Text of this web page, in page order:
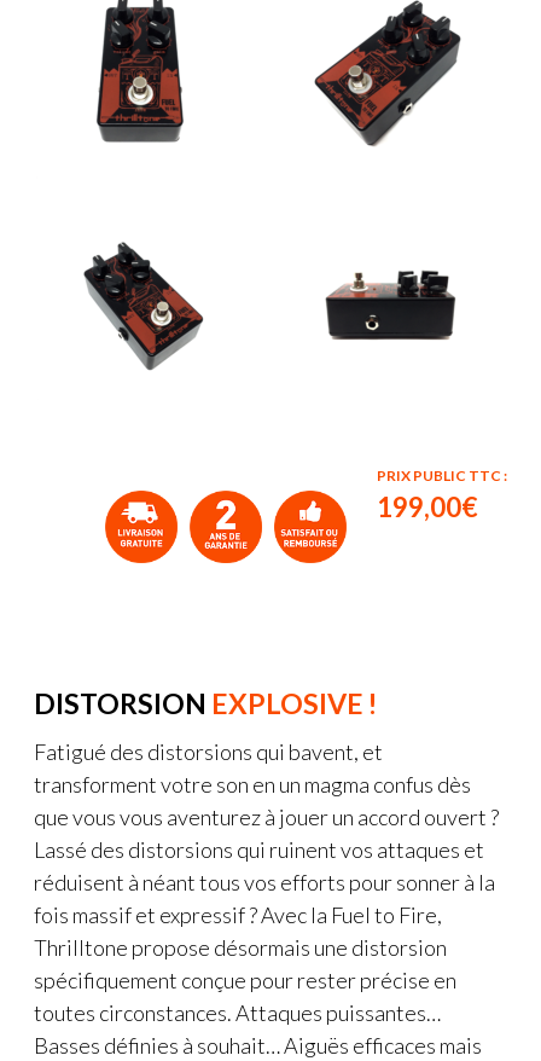
PRIX PUBLIC TTC :
199,00€
DISTORSION EXPLOSIVE !
Fatigué des distorsions qui bavent, et
transforment votre son en un magma confus dès
que vous vous aventurez à jouer un accord ouvert ?
Lassé des distorsions qui ruinent vos attaques et
réduisent à néant tous vos efforts pour sonner à la
fois massif et expressif ? Avec la Fuel to Fire,
Thrilltone propose désormais une distorsion
spécifiquement conçue pour rester précise en
toutes circonstances. Attaques puissantes…
Basses définies à souhait… Aiguës efficaces mais